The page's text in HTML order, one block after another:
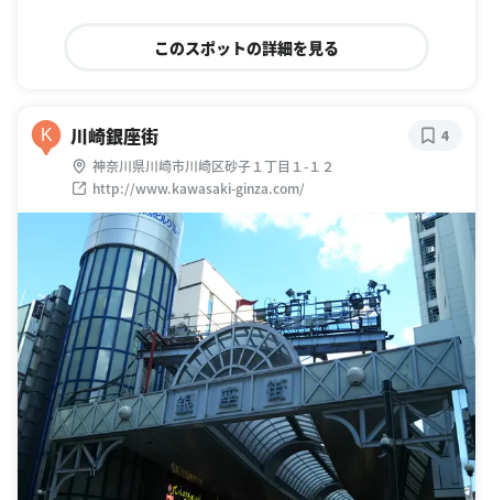
このスポットの詳細を見る
K 川崎銀座街
神奈川県川崎市川崎区砂子１丁目１-１２
http://www.kawasaki-ginza.com/
4